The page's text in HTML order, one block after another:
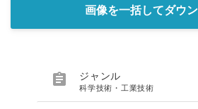
画像を一括してダウ
 ジャンル
科学技術・工業技術